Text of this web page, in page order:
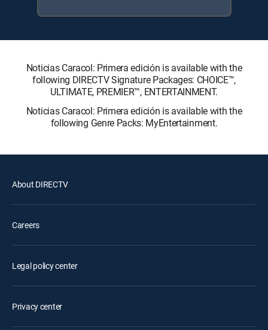
Noticias Caracol: Primera edición is available with the
following DIRECTV Signature Packages: CHOICE™,
ULTIMATE, PREMIER™, ENTERTAINMENT.
Noticias Caracol: Primera edición is available with the
following Genre Packs: MyEntertainment.
About DIRECTV
Careers
Legal policy center
Privacy center